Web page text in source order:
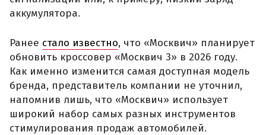
аккумулятора.
Ранее стало известно, что «Москвич» планирует
обновить кроссовер «Москвич 3» в 2026 году.
Как именно изменится самая доступная модель
бренда, представитель компании не уточнил,
напомнив лишь, что «Москвич» использует
широкий набор самых разных инструментов
стимулирования продаж автомобилей.